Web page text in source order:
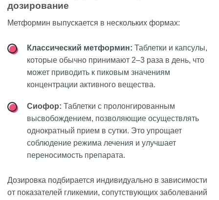
дозирование
Метформин выпускается в нескольких формах:
Классический метформин: Таблетки и капсулы,
которые обычно принимают 2–3 раза в день, что
может приводить к пиковым значениям
концентрации активного вещества.
Сиофор: Таблетки с пролонгированным
высвобождением, позволяющие осуществлять
однократный прием в сутки. Это упрощает
соблюдение режима лечения и улучшает
переносимость препарата.
Дозировка подбирается индивидуально в зависимости
от показателей гликемии, сопутствующих заболеваний